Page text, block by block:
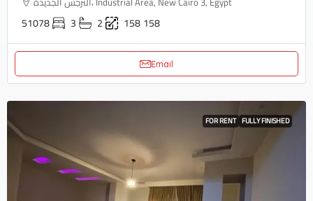
51078 3 2 158158
Email
FOR RENT FULLY FINISHED